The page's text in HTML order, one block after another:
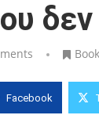
δεν
Facebook